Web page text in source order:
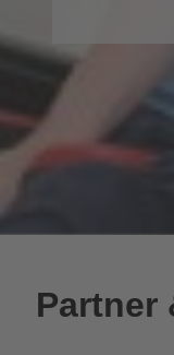
Partner